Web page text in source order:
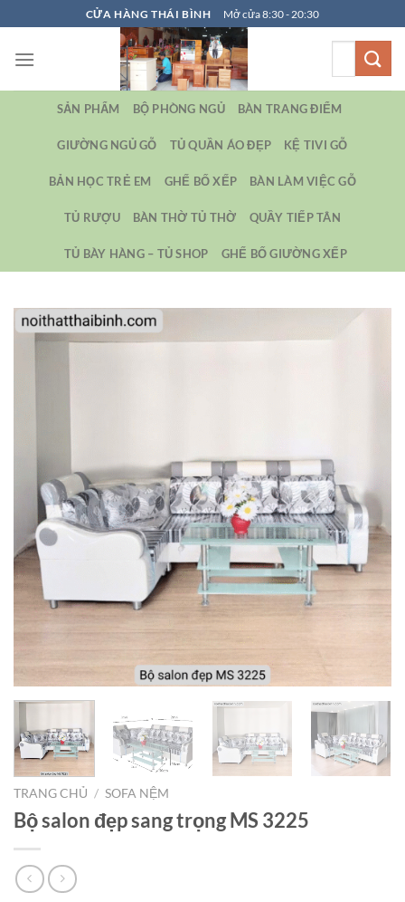
qua
nội
CỬA HÀNG THÁI BÌNH Mở cửa 8:30 - 20:30
SẢN PHẨM BỘ PHÒNG NGỦ BÀN TRANG ĐIỂM
GIƯỜNG NGỦ GỖ TỦ QUẦN ÁO ĐẸP KỆ TIVI GỖ
BẢN HỌC TRẺ EM GHẾ BỐ XẾP BÀN LÀM VIỆC GỖ
TỦ RƯỢU BÀN THỜ TỦ THỜ QUẦY TIẾP TÂN
TỦ BÀY HÀNG – TỦ SHOP GHẾ BỐ GIƯỜNG XẾP
TRANG CHỦ / SOFA NỆM
Bộ salon đẹp sang trọng MS 3225